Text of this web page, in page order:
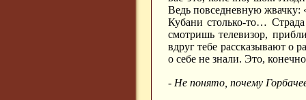
Ведь повседневную жвачку:
Кубани столько-то…
смотришь телевизор,
вдруг тебе рассказывают о
о себе не знали. Это,
- Не понято, почему